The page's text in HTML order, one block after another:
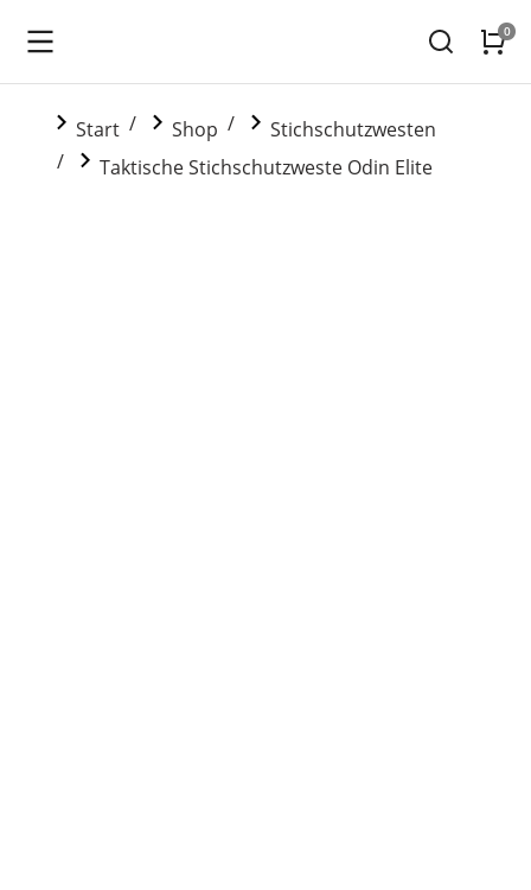
Sie befinden sich hier:
Start Shop
Stichschutzwesten
Taktische Stichschutzweste Odin Elite